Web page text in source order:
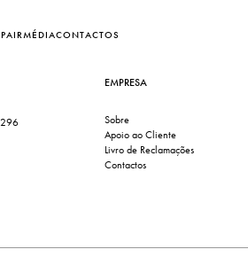
MÉDIACONTACTOS
EMPRESA
Sobre
Apoio ao Cliente
Livro de Reclamações
Contactos